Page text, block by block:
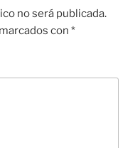
no será publicada.
con *